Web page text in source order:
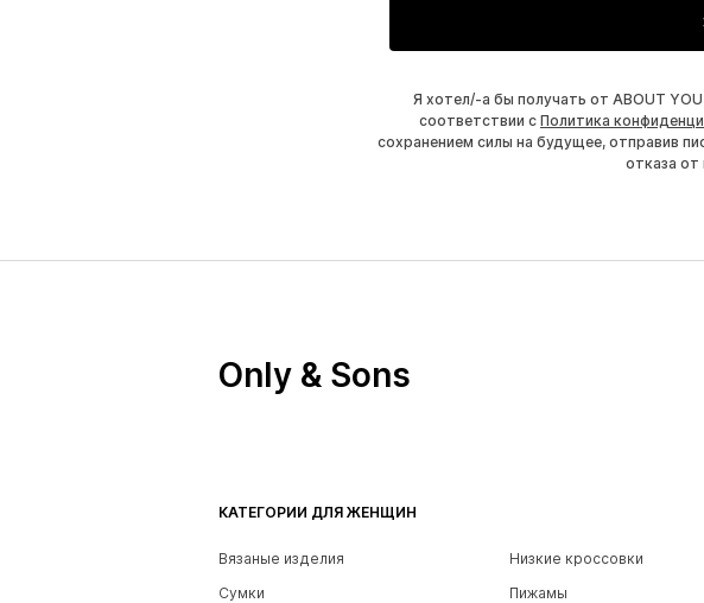
Я хотел/-а бы получать от ABOUT
соответствии с Политика
сохранением силы на будущее, отправив
отказа от
КАТЕГОРИИ ДЛЯ ЖЕНЩИН
Вязаные изделия Низкие кроссовки
Сумки
Пижамы
Only & Sons